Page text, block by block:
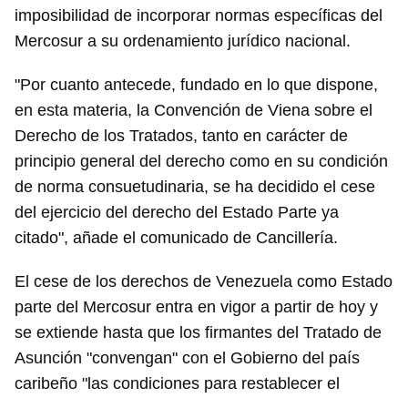
imposibilidad de incorporar normas específicas del
Mercosur a su ordenamiento jurídico nacional.
"Por cuanto antecede, fundado en lo que dispone,
en esta materia, la Convención de Viena sobre el
Derecho de los Tratados, tanto en carácter de
principio general del derecho como en su condición
de norma consuetudinaria, se ha decidido el cese
del ejercicio del derecho del Estado Parte ya
citado", añade el comunicado de Cancillería.
El cese de los derechos de Venezuela como Estado
parte del Mercosur entra en vigor a partir de hoy y
se extiende hasta que los firmantes del Tratado de
Asunción "convengan" con el Gobierno del país
caribeño "las condiciones para restablecer el